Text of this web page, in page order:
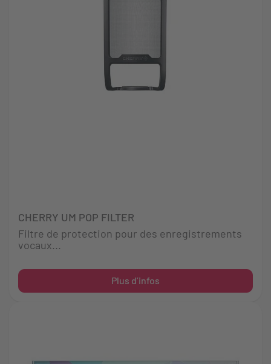
CHERRY UM POP FILTER
Filtre de protection pour des enregistrements
vocaux...
Plus d’infos